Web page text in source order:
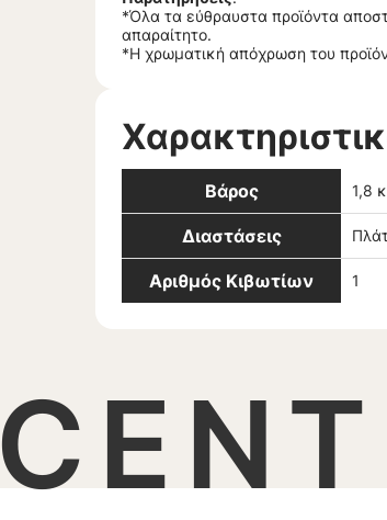
*Όλα τα εύθραυστα προϊόντα
απαραίτητο.
*Η χρωματική απόχρωση του
Βάρος 1,8
Διαστάσεις
Αριθμός Κιβωτίων 1